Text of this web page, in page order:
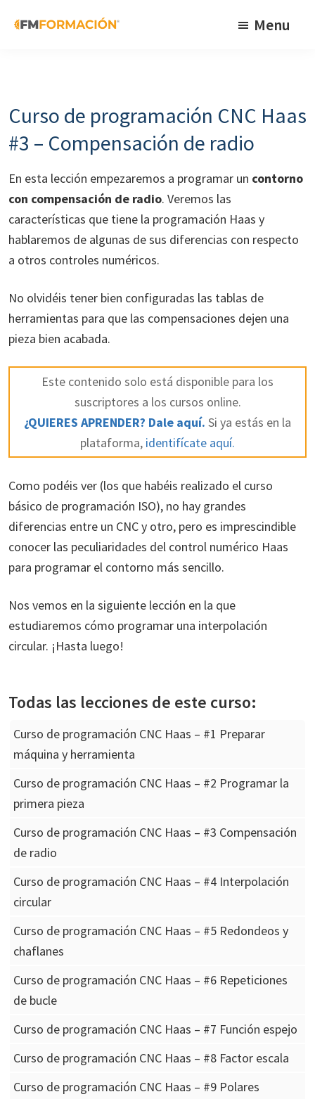
mecánica
Menu
Curso de programación CNC Haas
#3 – Compensación de radio
En esta lección empezaremos a programar un contorno
con compensación de radio. Veremos las
características que tiene la programación Haas y
hablaremos de algunas de sus diferencias con respecto
a otros controles numéricos.
No olvidéis tener bien configuradas las tablas de
herramientas para que las compensaciones dejen una
pieza bien acabada.
Este contenido solo está disponible para los
suscriptores a los cursos online.
¿QUIERES APRENDER? Dale aquí. Si ya estás en la
plataforma, identifícate aquí.
Como podéis ver (los que habéis realizado el curso
básico de programación ISO), no hay grandes
diferencias entre un CNC y otro, pero es imprescindible
conocer las peculiaridades del control numérico Haas
para programar el contorno más sencillo.
Nos vemos en la siguiente lección en la que
estudiaremos cómo programar una interpolación
circular. ¡Hasta luego!
Todas las lecciones de este curso:
Curso de programación CNC Haas – #1 Preparar
máquina y herramienta
Curso de programación CNC Haas – #2 Programar la
primera pieza
Curso de programación CNC Haas – #3 Compensación
de radio
Curso de programación CNC Haas – #4 Interpolación
circular
Curso de programación CNC Haas – #5 Redondeos y
chaflanes
Curso de programación CNC Haas – #6 Repeticiones
de bucle
Curso de programación CNC Haas – #7 Función espejo
Curso de programación CNC Haas – #8 Factor escala
Curso de programación CNC Haas – #9 Polares